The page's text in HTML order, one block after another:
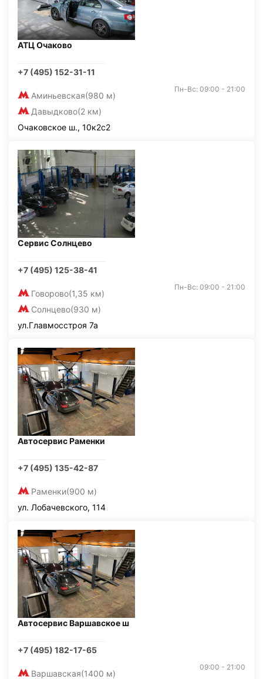
АТЦ Очаково
+7 (495) 152-31-11
Аминьевская(980 м)
Давыдково(2 км)
Пн-Вс: 09:00 - 21:00
Очаковское ш., 10к2с2
Сервис Солнцево
+7 (495) 125-38-41
Говорово(1,35 км)
Солнцево(930 м)
Пн-Вс: 09:00 - 21:00
ул.Главмосстроя 7а
Автосервис Раменки
+7 (495) 135-42-87
Раменки(900 м)
ул. Лобачевского, 114
Автосервис Варшавское ш
+7 (495) 182-17-65
Варшавская(1400 м)
09:00 - 21:00